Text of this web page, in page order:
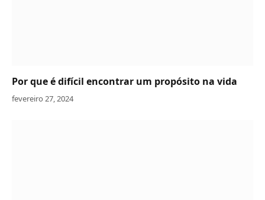
Por que é difícil encontrar um propósito na vida
fevereiro 27, 2024